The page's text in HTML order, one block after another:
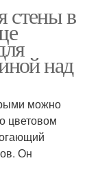
стены в
над
можно
цветовом
Он